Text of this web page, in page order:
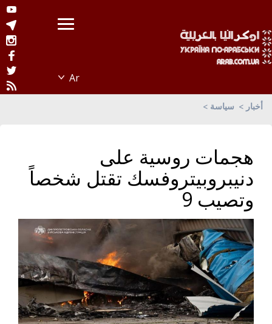
أخبار سياسة
هجمات روسية على
دنيبروبيتروفسك تقتل شخصاً
وتصيب 9